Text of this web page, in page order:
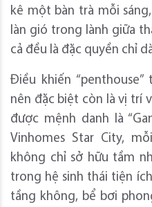
kê một bàn trà mỗi
làn gió trong lành giữa
cả đều là đặc quyền chỉ
Điều khiến
nên đặc biệt còn là vị trí
được mệnh danh là
Vinhomes Star City,
không chỉ sở hữu tầm
trong hệ sinh thái tiện
tầng không, bể bơi